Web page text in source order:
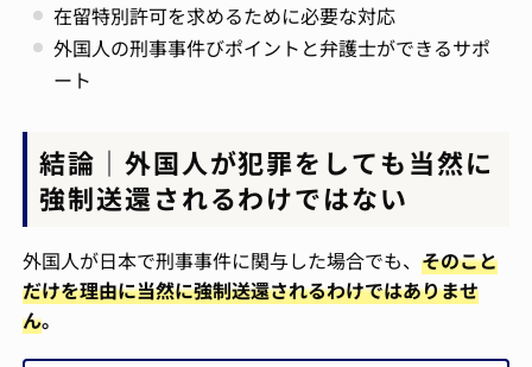
在留特別許可を求めるために必要な対応
外国人の刑事事件びポイントと弁護士ができるサポ
ート
結論｜外国人が犯罪をしても当然に
強制送還されるわけではない
外国人が日本で刑事事件に関与した場合でも、そのこと
だけを理由に当然に強制送還されるわけではありませ
ん。